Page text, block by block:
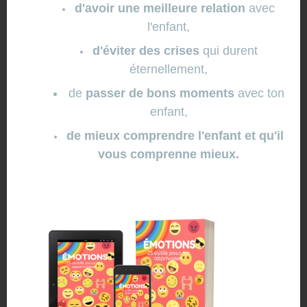
groupe, que lors de cette activité,seules des choses
positives sont les bienvenues. Ce n´est en aucun cas
une solution pour régler un conflit qui vient d´éclater,
mais plutôt pour (re)souder ou renforcer un groupe en
d'avoir une meilleure relation avec
l'enfant,
d'éviter des crises qui durent
éternellement,
de passer de bons moments avec ton
enfant,
de mieux comprendre l'enfant et qu'il
vous comprenne mieux.